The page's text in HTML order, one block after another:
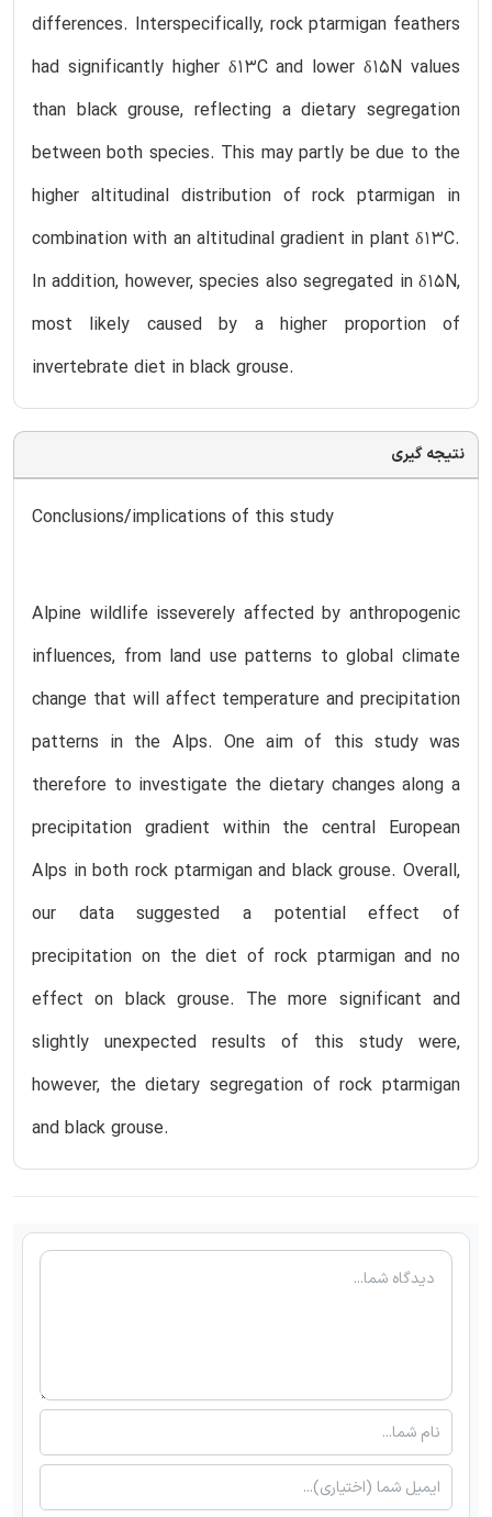
differences. Interspecifically, rock ptarmigan feathers
had significantly higher δ13C and lower δ15N values
than black grouse, reflecting a dietary segregation
between both species. This may partly be due to the
higher altitudinal distribution of rock ptarmigan in
combination with an altitudinal gradient in plant δ13C.
In addition, however, species also segregated in δ15N,
most likely caused by a higher proportion of
invertebrate diet in black grouse.
نتیجه گیری
Conclusions/implications of this study
Alpine wildlife isseverely affected by anthropogenic
influences, from land use patterns to global climate
change that will affect temperature and precipitation
patterns in the Alps. One aim of this study was
therefore to investigate the dietary changes along a
precipitation gradient within the central European
Alps in both rock ptarmigan and black grouse. Overall,
our data suggested a potential effect of
precipitation on the diet of rock ptarmigan and no
effect on black grouse. The more significant and
slightly unexpected results of this study were,
however, the dietary segregation of rock ptarmigan
and black grouse.